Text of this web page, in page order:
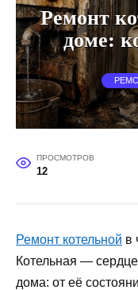
Ремонт
доме:
ПРОСМОТРОВ
12
Ремонт котельной в
Котельная —
дома: от её